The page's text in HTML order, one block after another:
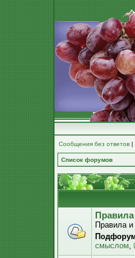
Сообщения без ответов |
Список форумов
Правила
Правила
смыслом,